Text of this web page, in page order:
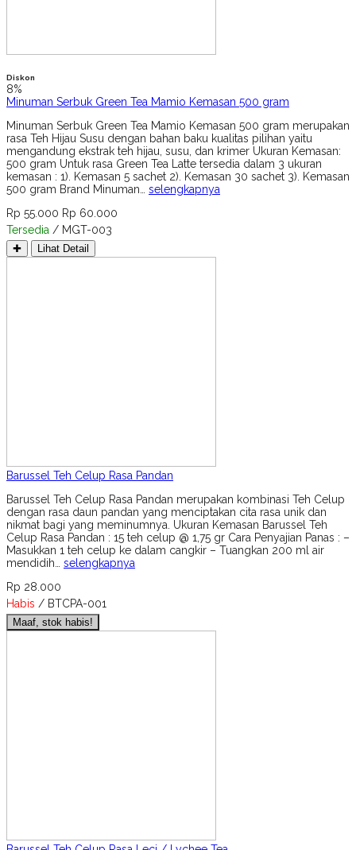
Diskon
8%
Minuman Serbuk Green Tea Mamio Kemasan 500 gram
Minuman Serbuk Green Tea Mamio Kemasan 500 gram merupakan
rasa Teh Hijau Susu dengan bahan baku kualitas pilihan yaitu
mengandung ekstrak teh hijau, susu, dan krimer Ukuran Kemasan:
500 gram Untuk rasa Green Tea Latte tersedia dalam 3 ukuran
kemasan : 1). Kemasan 5 sachet 2). Kemasan 30 sachet 3). Kemasan
500 gram Brand Minuman… selengkapnya
Rp 55.000 Rp 60.000
Tersedia / MGT-003
✚ Lihat Detail
Barussel Teh Celup Rasa Pandan
Barussel Teh Celup Rasa Pandan merupakan kombinasi Teh Celup
dengan rasa daun pandan yang menciptakan cita rasa unik dan
nikmat bagi yang meminumnya. Ukuran Kemasan Barussel Teh
Celup Rasa Pandan : 15 teh celup @ 1,75 gr Cara Penyajian Panas : –
Masukkan 1 teh celup ke dalam cangkir – Tuangkan 200 ml air
mendidih… selengkapnya
Rp 28.000
Habis / BTCPA-001
Maaf, stok habis!